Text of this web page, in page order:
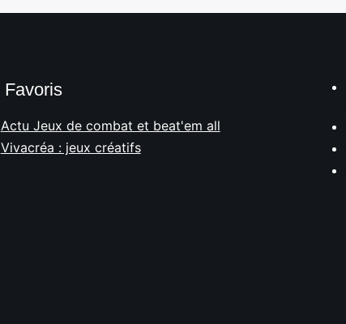
Favoris
Actu Jeux de combat et beat'em all
Vivacréa : jeux créatifs